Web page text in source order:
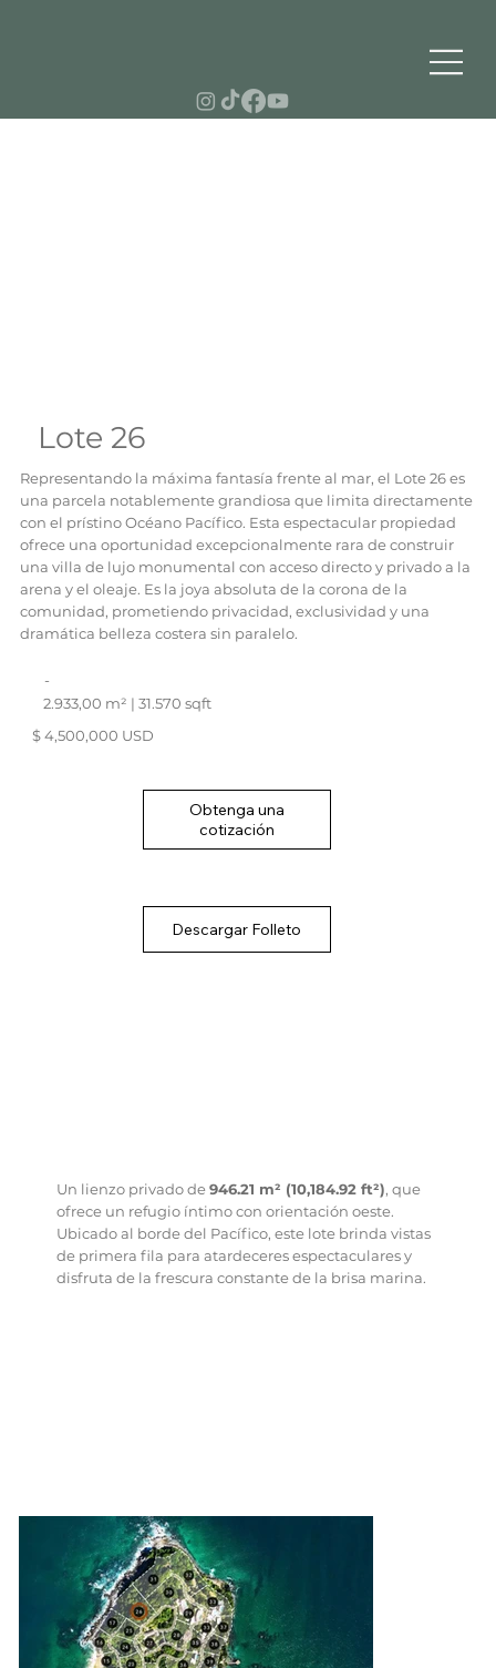
Un lienzo privado de946.21 m² (10,184.92 ft²), que
ofrece un refugio íntimo con orientación oeste.
Ubicado al borde del Pacífico, este lote brinda vistas
de primera fila para atardeceres espectaculares y
disfruta de la frescura constante de la brisa marina.
Lote 26
Representando la máxima fantasía frente al mar, el Lote 26 es
una parcela notablemente grandiosa que limita directamente
con el prístino Océano Pacífico. Esta espectacular propiedad
ofrece una oportunidad excepcionalmente rara de construir
una villa de lujo monumental con acceso directo y privado a la
arena y el oleaje. Es la joya absoluta de la corona de la
comunidad, prometiendo privacidad, exclusividad y una
dramática belleza costera sin paralelo.
-
2.933,00 m² | 31.570 sqft
$ 4,500,000 USD
Obtenga una
cotización
Descargar Folleto